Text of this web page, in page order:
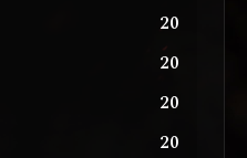
20
20
20
20